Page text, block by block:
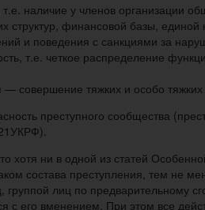
т.е. наличие у членов организации
структур, финансовой базы,
и поведения с санкциями за
т.е. четкое распределение
— совершение тяжких и особо
преступного сообщества
хотя ни в одной из статей
состава преступления, тем не
группой лиц по предварительному
с его вменением. При этом все